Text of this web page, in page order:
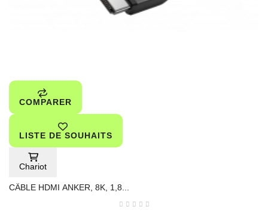
COMPARER
LISTE DE SOUHAITS
Chariot
CÂBLE HDMI ANKER, 8K, 1,8...